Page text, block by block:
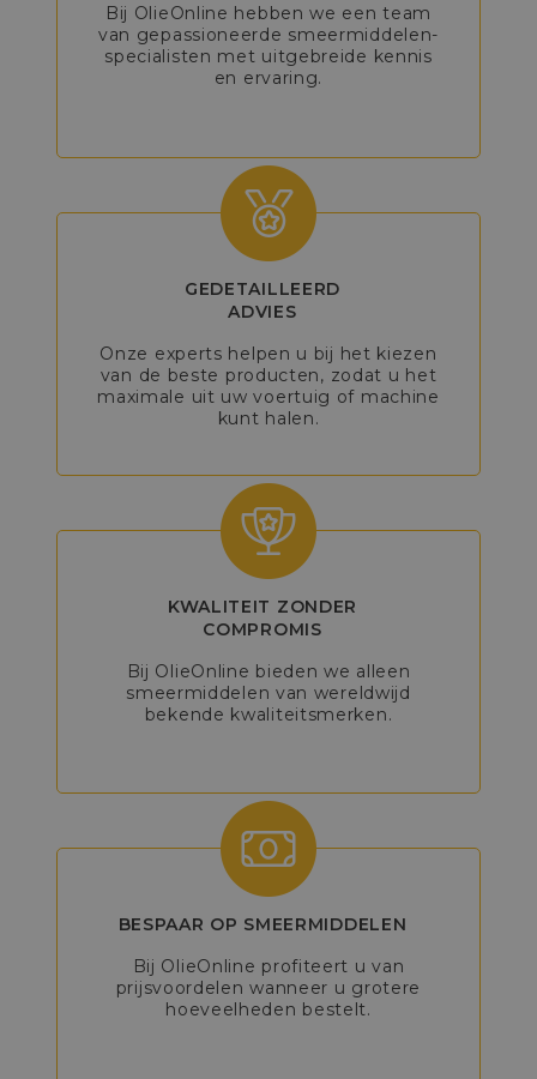
Bij OlieOnline hebben we een team
van gepassioneerde smeermiddelen-
specialisten met uitgebreide kennis
en ervaring.
GEDETAILLEERD
ADVIES
Onze experts helpen u bij het kiezen
van de beste producten, zodat u het
maximale uit uw voertuig of machine
kunt halen.
KWALITEIT ZONDER
COMPROMIS
Bij OlieOnline bieden we alleen
smeermiddelen van wereldwijd
bekende kwaliteitsmerken.
BESPAAR OP SMEERMIDDELEN
Bij OlieOnline profiteert u van
prijsvoordelen wanneer u grotere
hoeveelheden bestelt.